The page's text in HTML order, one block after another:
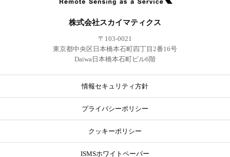
株式会社スカイマティクス
〒103-0021
東京都中央区日本橋本石町四丁目2番16号
Daiwa日本橋本石町ビル6階
情報セキュリティ方針
プライバシーポリシー
クッキーポリシー
ISMSホワイトペーパー